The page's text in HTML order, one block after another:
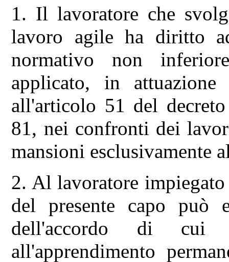
1. Il lavoratore che
lavoro agile ha diritto
normativo non
applicato, in
all'articolo 51 del
81, nei confronti dei
mansioni esclusivamente
2. Al lavoratore
del presente capo può
dell'accordo di
all'apprendimento